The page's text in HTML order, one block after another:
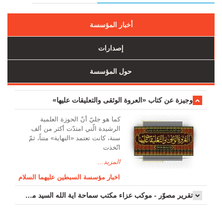
أخبار المؤسسة
إصدارات
حول المؤسسة
وجیزة عن کتاب «العروة الوثقی والتعلیقات علیها»
کما هو جليّ أنّ الحوزة العلمیة
الرشیدة الّتي امتدّت أكثر من ألف
سنة، كانت تعتمد «النهاية» متناً، ثمّ
اتّخذت
المزيد...
اخبار مؤسسة السبطين عليهما السلام
تقرير مصوّر - موكب عزاء مکتب سماحة اية الله السيد مرتضى الموسوي الاصفهاني في يوم إستشهاد السيدة فاطم...